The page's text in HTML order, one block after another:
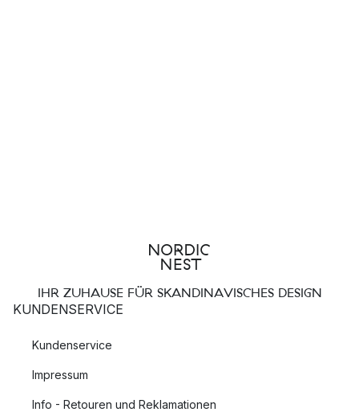
IHR ZUHAUSE FÜR SKANDINAVISCHES DESIGN
KUNDENSERVICE
Kundenservice
Impressum
Info - Retouren und Reklamationen